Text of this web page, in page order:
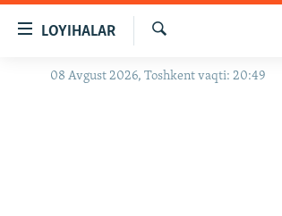
Бош
LOYIHALAR
OZODLIK SURISHTIRUVLARI
Излаш
08 Avgust 2026, Toshkent vaqti: 20:49